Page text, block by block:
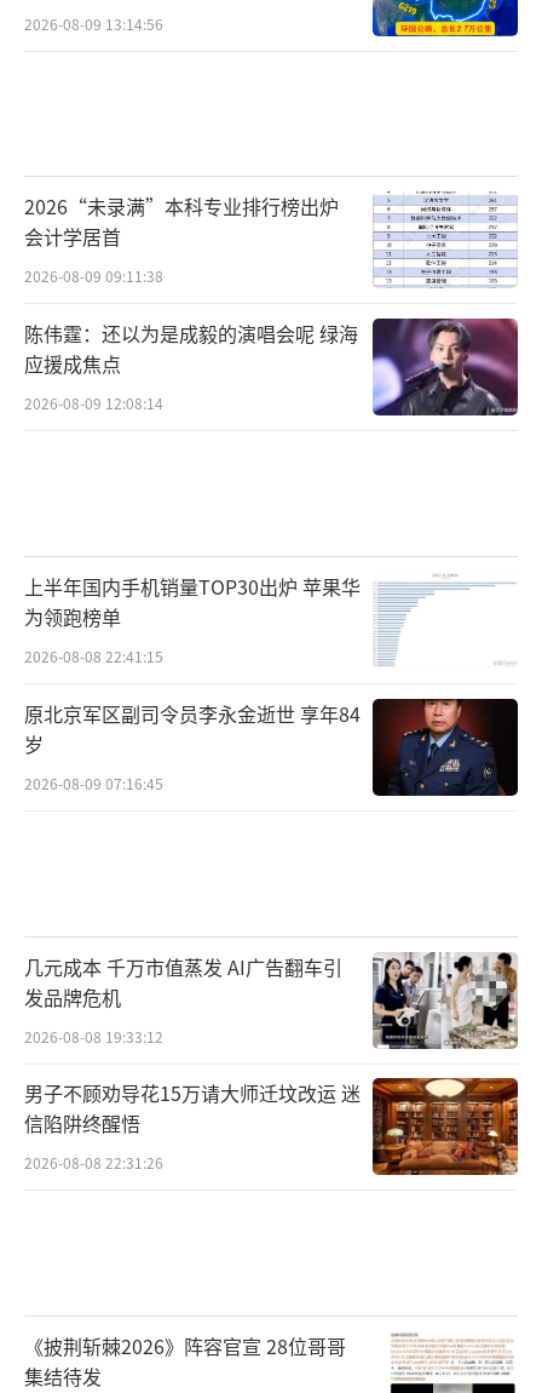
2026-08-09 13:14:56
2026“未录满”本科专业排行榜出炉
会计学居首
2026-08-09 09:11:38
陈伟霆：还以为是成毅的演唱会呢 绿海
应援成焦点
2026-08-09 12:08:14
上半年国内手机销量TOP30出炉 苹果华
为领跑榜单
2026-08-08 22:41:15
原北京军区副司令员李永金逝世 享年84
岁
2026-08-09 07:16:45
几元成本 千万市值蒸发 AI广告翻车引
发品牌危机
2026-08-08 19:33:12
男子不顾劝导花15万请大师迁坟改运 迷
信陷阱终醒悟
2026-08-08 22:31:26
《披荆斩棘2026》阵容官宣 28位哥哥
集结待发